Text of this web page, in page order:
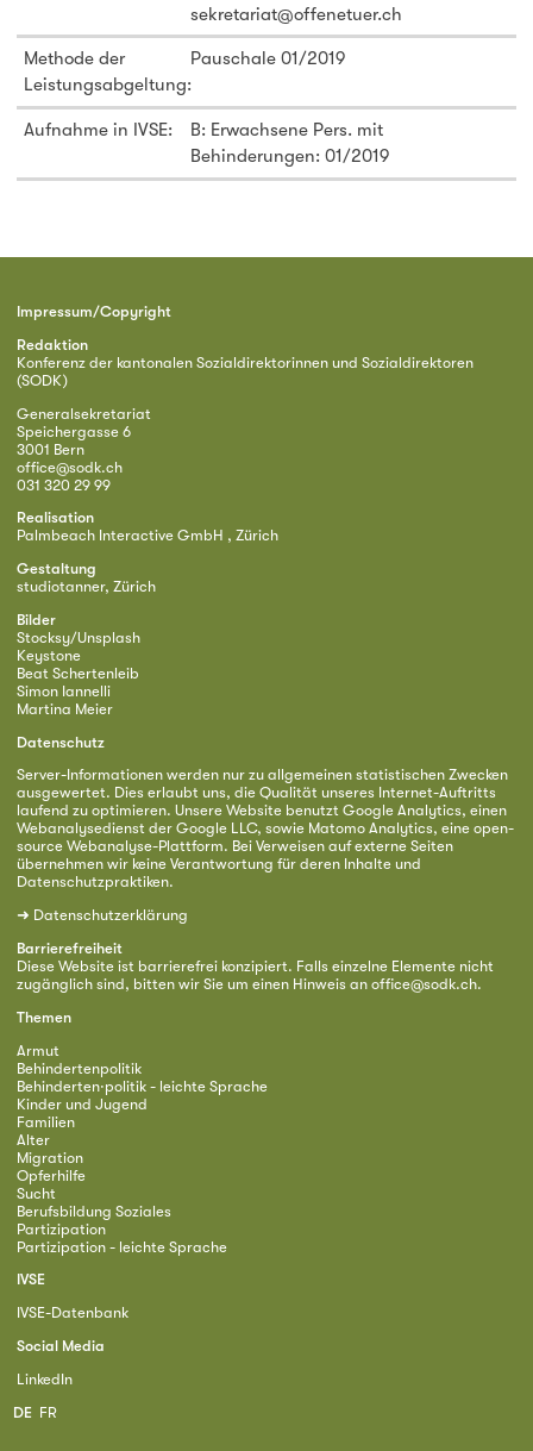
sekretariat@offenetuer.ch
Methode der
Leistungsabgeltung:
Pauschale 01/2019
Aufnahme in IVSE:
B: Erwachsene Pers. mit
Behinderungen: 01/2019
Impressum/Copyright
Redaktion
Konferenz der kantonalen Sozialdirektorinnen und Sozialdirektoren
(SODK)
Generalsekretariat
Speichergasse 6
3001 Bern
office@sodk.ch
031 320 29 99
Realisation
Palmbeach Interactive GmbH , Zürich
Gestaltung
studiotanner, Zürich
Bilder
Stocksy/Unsplash
Keystone
Beat Schertenleib
Simon Iannelli
Martina Meier
Datenschutz
Server-Informationen werden nur zu allgemeinen statistischen Zwecken
ausgewertet. Dies erlaubt uns, die Qualität unseres Internet-Auftritts
laufend zu optimieren. Unsere Website benutzt Google Analytics, einen
Webanalysedienst der Google LLC, sowie Matomo Analytics, eine open-
source Webanalyse-Plattform. Bei Verweisen auf externe Seiten
übernehmen wir keine Verantwortung für deren Inhalte und
Datenschutzpraktiken.
➜ Datenschutzerklärung
Barrierefreiheit
Diese Website ist barrierefrei konzipiert. Falls einzelne Elemente nicht
zugänglich sind, bitten wir Sie um einen Hinweis an office@sodk.ch.
Themen
Armut
Behindertenpolitik
Behinderten·politik - leichte Sprache
Kinder und Jugend
Familien
Alter
Migration
Opferhilfe
Sucht
Berufsbildung Soziales
Partizipation
Partizipation - leichte Sprache
IVSE
IVSE-Datenbank
Social Media
LinkedIn
DE FR